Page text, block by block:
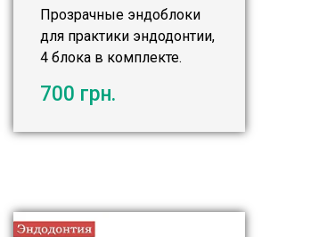
Прозрачные эндоблоки
для практики эндодонтии,
4 блока в комплекте.
700 грн.